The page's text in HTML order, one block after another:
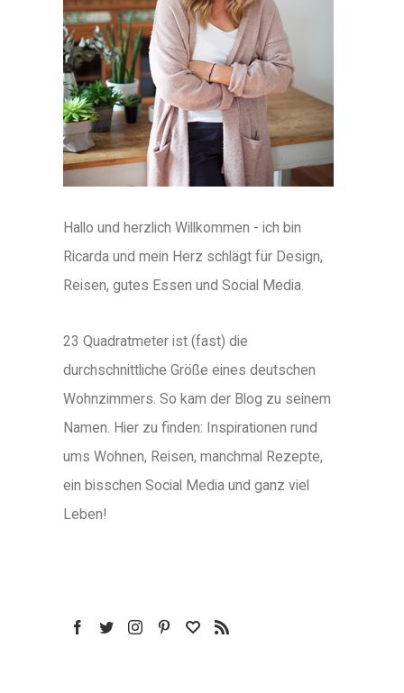
Hallo und herzlich Willkommen - ich bin
Ricarda und mein Herz schlägt für Design,
Reisen, gutes Essen und Social Media.
23 Quadratmeter ist (fast) die
durchschnittliche Größe eines deutschen
Wohnzimmers. So kam der Blog zu seinem
Namen. Hier zu finden: Inspirationen rund
ums Wohnen, Reisen, manchmal Rezepte,
ein bisschen Social Media und ganz viel
Leben!